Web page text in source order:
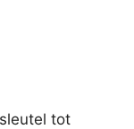
tot